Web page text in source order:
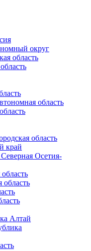
округ
область
область
область
край
Осетия-
область
Алтай